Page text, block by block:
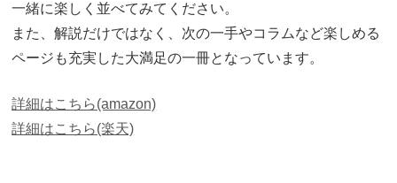
一緒に楽しく並べてみてください。
また、解説だけではなく、次の一手やコラムなど楽しめる
ページも充実した大満足の一冊となっています。
詳細はこちら(amazon)
詳細はこちら(楽天)